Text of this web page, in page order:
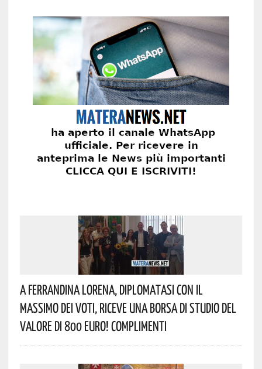
A Ferrandina Lorena, Diplomatasi Con Il
Massimo Dei Voti, Riceve Una Borsa Di Studio Del
Valore Di 800 Euro! Complimenti